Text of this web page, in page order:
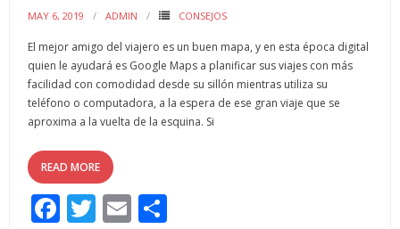
MAY 6, 2019 ADMIN CONSEJOS
El mejor amigo del viajero es un buen mapa, y en esta época digital
quien le ayudará es Google Maps a planificar sus viajes con más
facilidad con comodidad desde su sillón mientras utiliza su
teléfono o computadora, a la espera de ese gran viaje que se
aproxima a la vuelta de la esquina. Si
READ MORE
F T E